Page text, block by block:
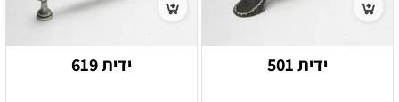
ידית 501 ידית 619